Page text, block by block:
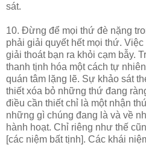
sát.
10. Đừng để mọi thứ đè nặng
phải giải quyết hết mọi thứ.
giải thoát bạn ra khỏi cạm bẫy.
thanh tịnh hóa một cách tự
quán tâm lặng lẽ. Sự khảo sát
thiết xóa bỏ những thứ đang
điều cần thiết chỉ là một nhận
những gì chúng đang là và về
hành hoạt. Chỉ riêng như thế
[các niệm bất tịnh]. Các khái